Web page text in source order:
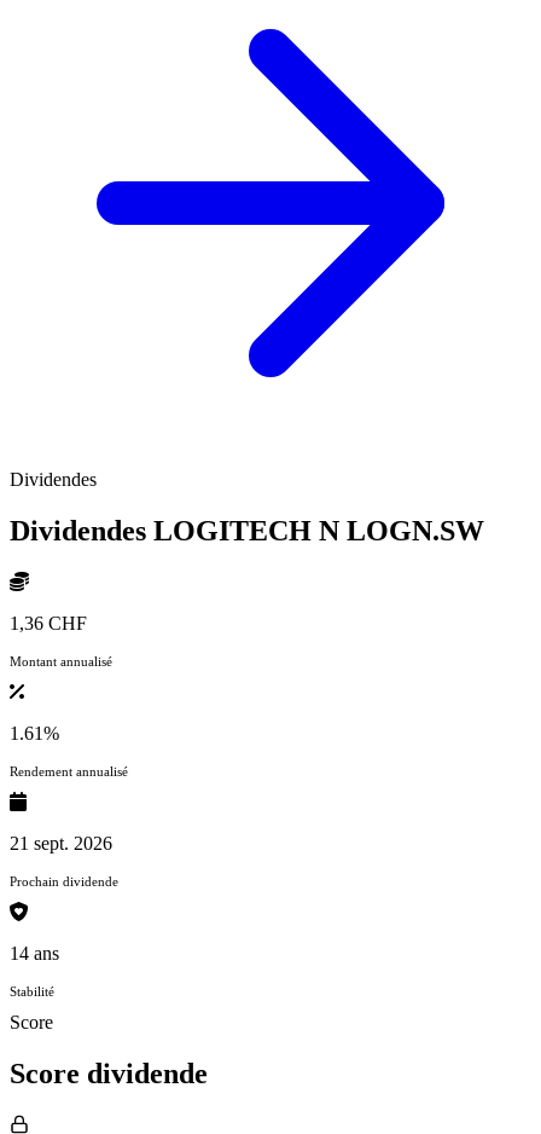
Dividendes
Dividendes LOGITECH N LOGN.SW
1,36 CHF
Montant annualisé
1.61%
Rendement annualisé
21 sept. 2026
Prochain dividende
14 ans
Stabilité
Score
Score dividende